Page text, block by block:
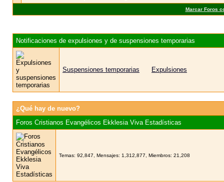
Marcar Foros
Notificaciones de expulsiones y de suspensiones temporarias
Suspensiones temporarias Expulsiones
¿Qué hay de nuevo?
Foros Cristianos Evangélicos Ekklesia Viva Estadísticas
Temas: 92,847, Mensajes: 1,312,877, Miembros: 21,208